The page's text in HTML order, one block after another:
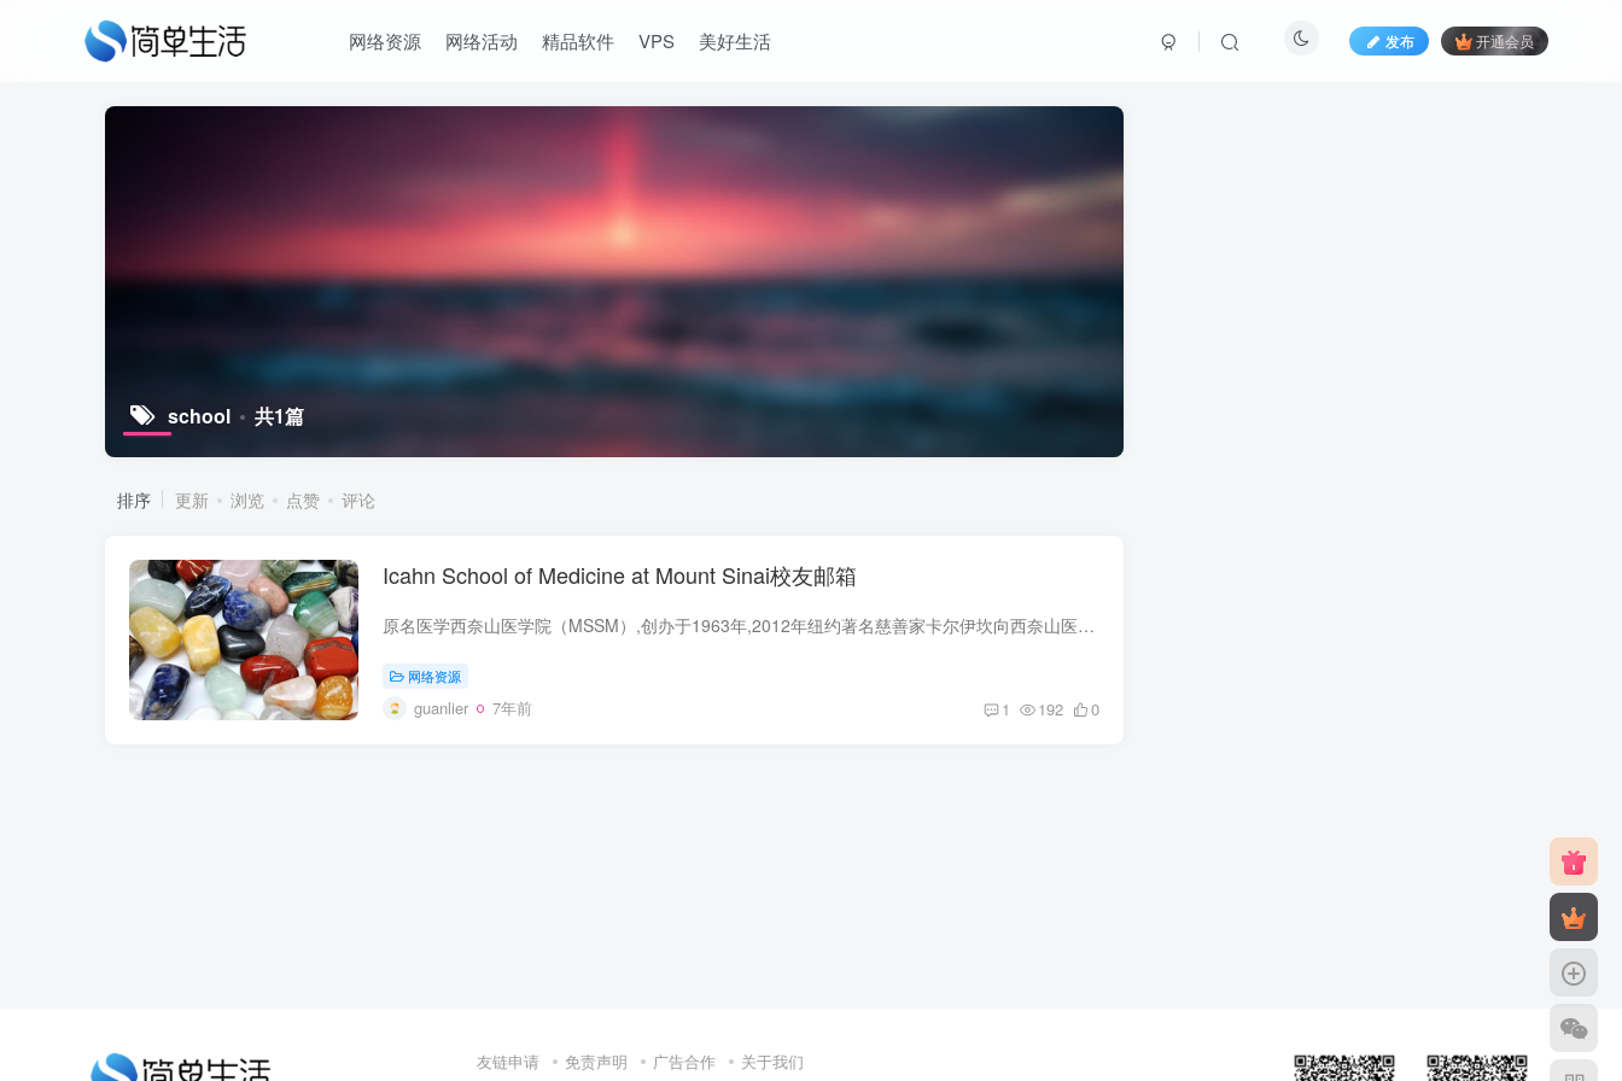
网络资源 网络活动 精品软件 VPS 美好生活 发布 开通会员
school 共1篇
排序 更新 浏览 点赞 评论
Icahn School of Medicine at Mount Sinai校友邮箱
原名医学西奈山医学院（MSSM）,创办于1963年,2012年纽约著名慈善家卡尔伊坎向西奈山医学院捐款2亿美元后改名为西奈山伊坎医学院（Icahn School of Medicine at Mount Sinai，ISMMS)西奈山医院是...
网络资源
guanlier 7年前 1 192 0
友链申请 免责声明 广告合作 关于我们